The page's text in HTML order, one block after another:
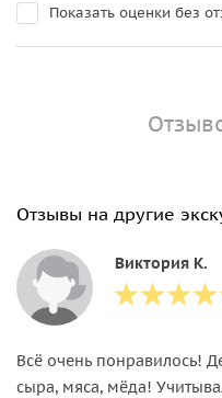
Показать оценки без
Отзывы на другие
Виктория К.
Всё очень понравилось!
сыра, мяса, мёда!